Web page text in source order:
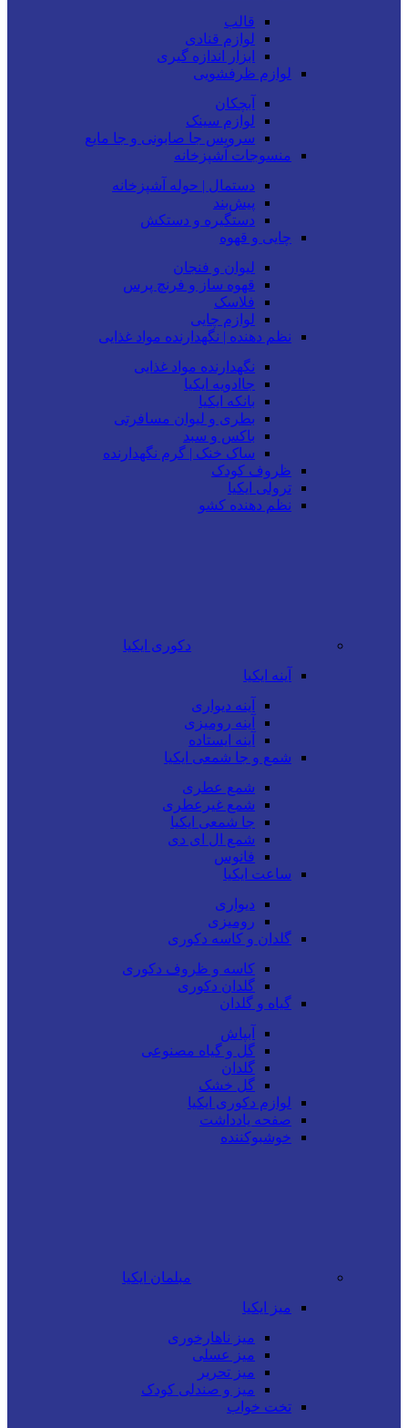
قالب
لوازم قنادی
ابزار اندازه گیری
لوازم ظرفشویی
آبچکان
لوازم سینک
سرویس جا صابونی و جا مایع
منسوجات آشپزخانه
دستمال | حوله آشپزخانه
پیش‌بند
دستگیره و دستکش
چایی و قهوه
لیوان و فنجان
قهوه ساز و فرنچ پرس
فلاسک
لوازم چایی
نظم دهنده | نگهدارنده مواد غذایی
نگهدارنده مواد غذایی
جاادویه ایکیا
بانکه ایکیا
بطری و لیوان مسافرتی
باکس و سبد
ساک خنک | گرم نگهدارنده
ظروف کودک
ترولی ایکیا
نظم دهنده کشو
دکوری ایکیا
آینه ایکیا
آینه دیواری
آینه رومیزی
آینه ایستاده
شمع و جا شمعی ایکیا
شمع عطری
شمع غیرعطری
جا شمعی ایکیا
شمع ال ای دی
فانوس
ساعت ایکیا
دیواری
رومیزی
گلدان و کاسه دکوری
کاسه و ظروف دکوری
گلدان دکوری
گیاه و گلدان
آبپاش
گل و گیاه مصنوعی
گلدان
گل‌ خشک
لوازم دکوری ایکیا
صفحه یادداشت
خوشبوکننده
مبلمان ایکیا
میز ایکیا
میز ناهارخوری
میز عسلی
میز تحریر
میز و صندلی کودک
تخت خواب